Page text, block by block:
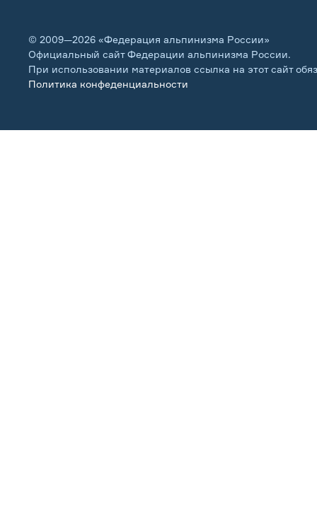
© 2009—2026 «Федерация альпинизма России»
Официальный сайт Федерации альпинизма России.
При использовании материалов ссылка на этот сайт
Политика конфеденциальности